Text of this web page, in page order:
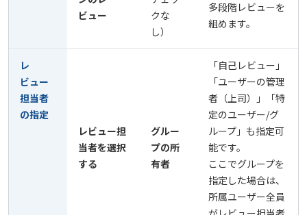
ビュー
クな
し）
多段階レビューを
組めます。
レ
ビュー
担当者
の指定
レビュー担
当者を選択
する
グルー
プの所
有者
「自己レビュー」
「ユーザーの管理
者（上司）」「特
定のユーザー/グ
ループ」も指定可
能です。
ここでグループを
指定した場合は、
所属ユーザー全員